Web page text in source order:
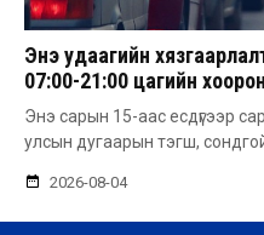
Энэ удаагийн
07:00-21:00 цагийн
Энэ сарын 15-аас есдүгээр
улсын дугаарын тэгш,
2026-08-04